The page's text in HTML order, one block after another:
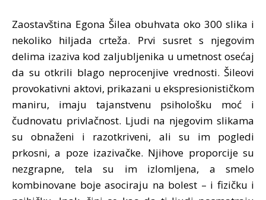
Zaostavština Egona Šilea obuhvata oko 300 slika i
nekoliko hiljada crteža. Prvi susret s njegovim
delima izaziva kod zaljubljenika u umetnost osećaj
da su otkrili blago neprocenjive vrednosti. Šileovi
provokativni aktovi, prikazani u ekspresionističkom
maniru, imaju tajanstvenu psihološku moć i
čudnovatu privlačnost. Ljudi na njegovim slikama
su obnaženi i razotkriveni, ali su im pogledi
prkosni, a poze izazivačke. Njihove proporcije su
nezgrapne, tela su im izlomljena, a smelo
kombinovane boje asociraju na bolest – i fizičku i